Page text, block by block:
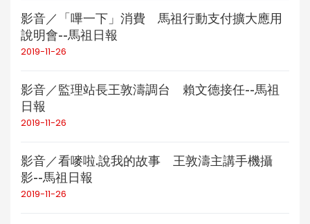
影音／「嗶一下」消費 馬祖行動支付擴大應用
說明會--馬祖日報
2019-11-26
影音／監理站長王敦濤調台 賴文德接任--馬祖
日報
2019-11-26
影音／看嘜啦.說我的故事 王敦濤主講手機攝
影--馬祖日報
2019-11-26